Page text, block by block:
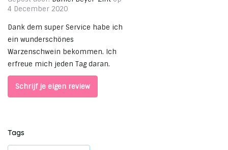
4 December 2020
Dank dem super Service habe ich
ein wunderschönes
Warzenschwein bekommen. Ich
erfreue mich jeden Tag daran.
Schrijf je eigen review
Tags